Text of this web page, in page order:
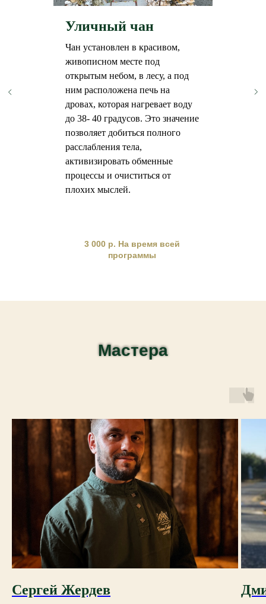
Уличный чан
Чан установлен в красивом,
живописном месте под
открытым небом, в лесу, а под
ним расположена печь на
дровах, которая нагревает воду
до 38- 40 градусов. Это значение
позволяет добиться полного
расслабления тела,
активизировать обменные
процессы и очиститься от
плохих мыслей.
3 000 р. На время всей
программы
Мастера
Мастера
Сергей Жердев